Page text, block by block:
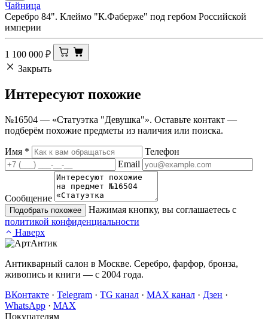
Чайница
Серебро 84". Клеймо "К.Фаберже" под гербом Российской
империи
1 100 000 ₽
Закрыть
Интересуют похожие
№16504 — «Статуэтка "Девушка"». Оставьте контакт —
подберём похожие предметы из наличия или поиска.
Имя *
Телефон
Email
Сообщение
Подобрать похожее
Нажимая кнопку, вы соглашаетесь с
политикой конфиденциальности
Наверх
Антикварный салон в Москве. Серебро, фарфор, бронза,
живопись и книги — с 2004 года.
ВКонтакте · Telegram · TG канал · MAX канал · Дзен ·
WhatsApp · MAX
Покупателям